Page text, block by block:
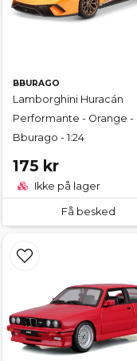
BBURAGO
Lamborghini Huracán
Performante - Orange -
Bburago - 1:24
175 kr
Ikke på lager
Få besked